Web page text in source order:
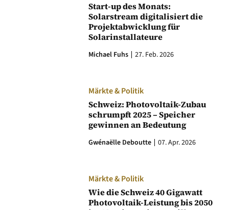
Start-up des Monats:
Solarstream digitalisiert die
Projektabwicklung für
Solarinstallateure
Michael Fuhs 27. Feb. 2026
Märkte & Politik
Schweiz: Photovoltaik-Zubau
schrumpft 2025 – Speicher
gewinnen an Bedeutung
Gwénaëlle Deboutte 07. Apr. 2026
Märkte & Politik
Wie die Schweiz 40 Gigawatt
Photovoltaik-Leistung bis 2050